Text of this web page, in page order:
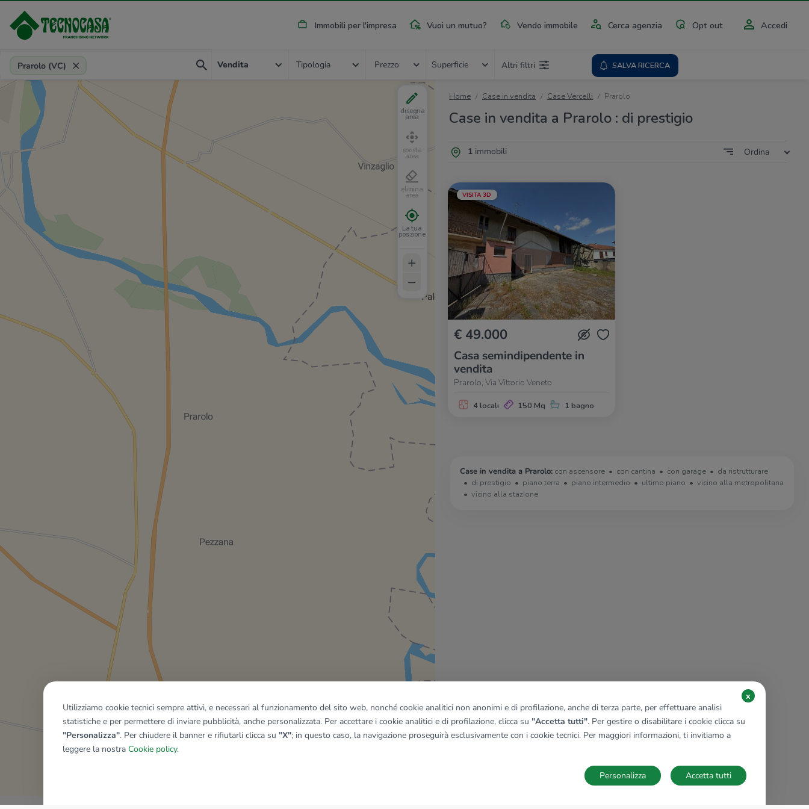
Immobili per l'impresa Vuoi un mutuo? Vendo immobile Cerca agenzia Opt out Accedi
Provincia, comune, zona, riferimento
Prarolo (VC) Vendita Tipologia Prezzo Superficie Altri filtri SALVA RICERCA
Home Case in vendita Case Vercelli Prarolo
Case in vendita a Prarolo : di prestigio
1immobili Ordina
VISITA 3D
€ 49.000
Casa semindipendente in
vendita
Prarolo, Via Vittorio Veneto
4 locali 150 Mq 1 bagno
Case in vendita a Prarolo: con ascensore con cantina con garage
da ristrutturare
di prestigio
piano terra piano intermedio ultimo piano
vicino alla metropolitana
vicino alla stazione
disegna
area
sposta
area
elimina
area
La tua
posizione
+
–
Mostra tutti gli immobili del riquadro
Utilizziamo cookie tecnici sempre attivi, e necessari al funzionamento del sito web, nonché cookie analitici non anonimi e di profilazione, anche di terza parte, per effettuare analisi
statistiche e per permettere di inviare pubblicità, anche personalizzata. Per accettare i cookie analitici e di profilazione, clicca su "Accetta tutti". Per gestire o disabilitare i cookie clicca su
"Personalizza". Per chiudere il banner e rifiutarli clicca su "X"; in questo caso, la navigazione proseguirà esclusivamente con i cookie tecnici. Per maggiori informazioni, ti invitiamo a
leggere la nostra Cookie policy.
x
Accetta tutti
Personalizza